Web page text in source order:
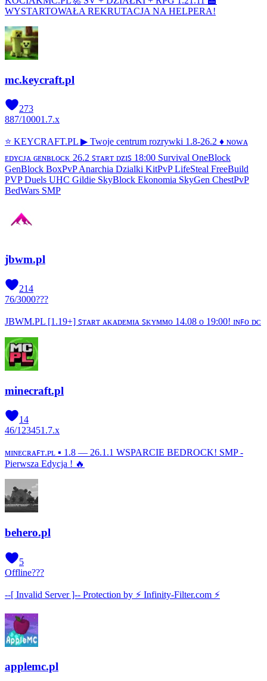
WYSTARTOWAŁA REKRUTACJA NA HELPERA!
mc.keycraft.pl
273
887/10001.7.x
⭐ KEYCRAFT.PL ▶ Twoje centrum rozrywki 1.8-26.2 ♦ ɴᴏᴡᴀ
ᴇᴅʏᴄᴊᴀ ɢᴇɴʙʟᴏᴄᴋ 26.2 ꜱᴛᴀʀᴛ ᴅᴢɪꜱ 18:00 Survival OneBlock
GenBlock BoxPvP Anarchia Dzialki KitPvP LifeSteal FreeBuild
PVP Duels UHC Gildie SkyBlock Ekonomia SkyGen ChestPvP
BedWars SMP
jbwm.pl
214
76/3000???
JBWM.PL [1.19+] ꜱᴛᴀʀᴛ ᴀᴋᴀᴅᴇᴍɪᴀ ꜱᴋʏᴍᴍᴏ 14.08 ᴏ 19:00! ɪɴꜰᴏ ᴅᴄ
minecraft.pl
14
46/123451.7.x
ᴍɪɴᴇᴄʀᴀꜰᴛ.ᴘʟ ▪ 1.8 — 26.1.1 WSPARCIE BEDROCK! SMP -
Pierwsza Edycja ! 🔥
behero.pl
5
Offline???
--[ Invalid Server ]-- Protection by ⚡ Infinity-Filter.com ⚡
applemc.pl